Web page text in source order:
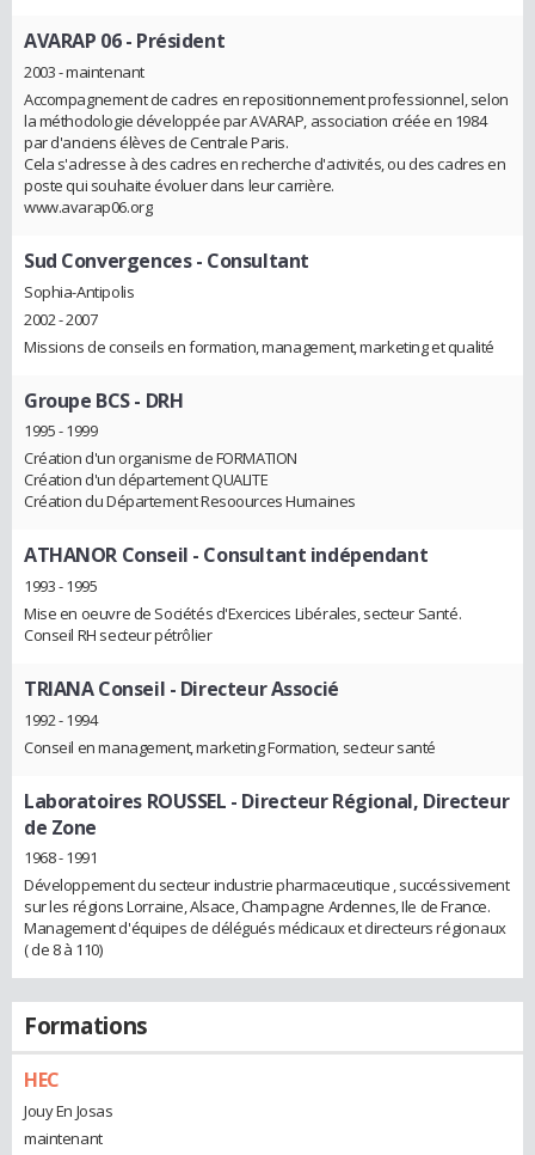
AVARAP 06- Président
2003 - maintenant
Accompagnement de cadres en repositionnement professionnel, selon
la méthodologie développée par AVARAP, association créée en 1984
par d'anciens élèves de Centrale Paris.
Cela s'adresse à des cadres en recherche d'activités, ou des cadres en
poste qui souhaite évoluer dans leur carrière.
www.avarap06.org
Sud Convergences- Consultant
Sophia-Antipolis
2002 - 2007
Missions de conseils en formation, management, marketing et qualité
Groupe BCS- DRH
1995 - 1999
Création d'un organisme de FORMATION
Création d'un département QUALITE
Création du Département Resoources Humaines
ATHANOR Conseil - Consultant indépendant
1993 - 1995
Mise en oeuvre de Sociétés d'Exercices Libérales, secteur Santé.
Conseil RH secteur pétrôlier
TRIANA Conseil - Directeur Associé
1992 - 1994
Conseil en management, marketing Formation, secteur santé
Laboratoires ROUSSEL - Directeur Régional, Directeur
de Zone
1968 - 1991
Développement du secteur industrie pharmaceutique , succéssivement
sur les régions Lorraine, Alsace, Champagne Ardennes, Ile de France.
Management d'équipes de délégués médicaux et directeurs régionaux
( de 8 à 110)
Formations
HEC
Jouy En Josas
maintenant